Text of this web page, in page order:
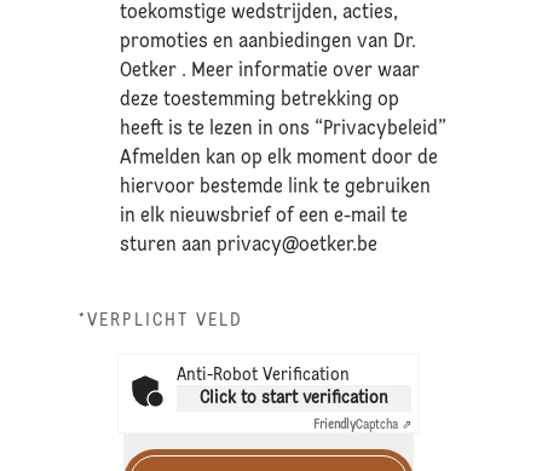
toekomstige wedstrijden, acties,
promoties en aanbiedingen van Dr.
Oetker . Meer informatie over waar
deze toestemming betrekking op
heeft is te lezen in ons “Privacybeleid”
Afmelden kan op elk moment door de
hiervoor bestemde link te gebruiken
in elk nieuwsbrief of een e-mail te
sturen aanprivacy@oetker.be
*VERPLICHT VELD
Anti-Robot Verification
Click to start verification
FriendlyCaptcha ⇗